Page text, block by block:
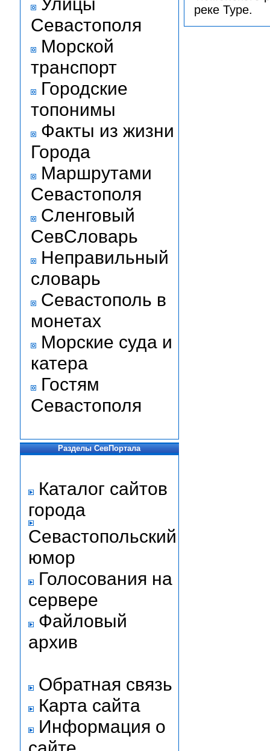
Севастополя
Морской
транспорт
Городские
топонимы
Факты из жизни
Города
Маршрутами
Севастополя
Сленговый
СевСловарь
Неправильный
словарь
Севастополь в
монетах
Морские суда и
катера
Гостям
Севастополя
Разделы СевПортала
Каталог сайтов
города
Севастопольский
юмор
Голосования на
сервере
Файловый
архив
Обратная связь
Карта сайта
Информация о
реке Туре.